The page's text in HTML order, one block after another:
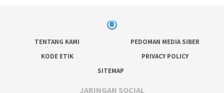
TENTANG KAMI
PEDOMAN MEDIA SIBER
KODE ETIK
PRIVACY POLICY
SITEMAP
JARINGAN SOCIAL